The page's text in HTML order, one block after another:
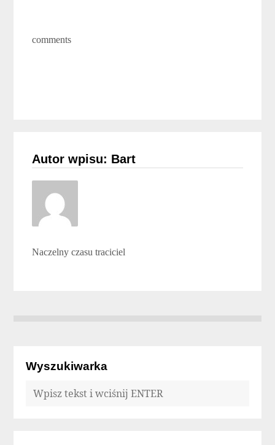
comments
Autor wpisu: Bart
Naczelny czasu traciciel
Wyszukiwarka